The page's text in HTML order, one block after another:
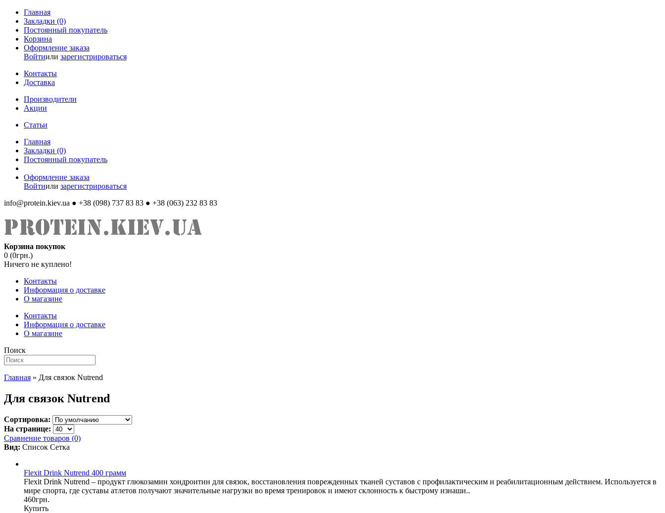
Главная
Закладки (0)
Постоянный покупатель
Корзина
Оформление заказа
Войтиили зарегистрироваться
Контакты
Доставка
Производители
Акции
Статьи
Главная
Закладки (0)
Постоянный покупатель
Оформление заказа
Войтиили зарегистрироваться
info@protein.kiev.ua ● +38 (098) 737 83 83 ● +38 (063) 232 83 83
Корзина покупок
0 (0грн.)
Ничего не куплено!
Контакты
Информация о доставке
О магазине
Контакты
Информация о доставке
О магазине
Поиск
Главная » Для связок Nutrend
Для связок Nutrend
Сортировка:
На странице:
Сравнение товаров (0)
Вид: Список Сетка
Flexit Drink Nutrend 400 грамм
Flexit Drink Nutrend – продукт глюкозамин хондроитин для связок, восстановления поврежденных тканей суставов с профилактическим и реабилитационным действием. Используется в
мире спорта, где суставы атлетов получают значительные нагрузки во время тренировок и имеют склонность к быстрому изнаши..
460грн.
Купить